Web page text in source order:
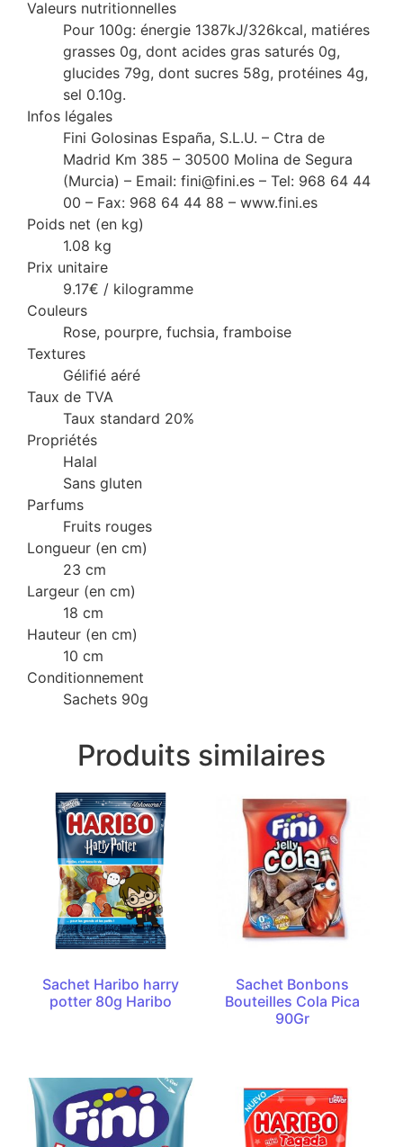
Valeurs nutritionnelles
Pour 100g: énergie 1387kJ/326kcal, matiéres
grasses 0g, dont acides gras saturés 0g,
glucides 79g, dont sucres 58g, protéines 4g,
sel 0.10g.
Infos légales
Fini Golosinas España, S.L.U. – Ctra de
Madrid Km 385 – 30500 Molina de Segura
(Murcia) – Email: fini@fini.es – Tel: 968 64 44
00 – Fax: 968 64 44 88 – www.fini.es
Poids net (en kg)
1.08 kg
Prix unitaire
9.17€ / kilogramme
Couleurs
Rose, pourpre, fuchsia, framboise
Textures
Gélifié aéré
Taux de TVA
Taux standard 20%
Propriétés
Halal
Sans gluten
Parfums
Fruits rouges
Longueur (en cm)
23 cm
Largeur (en cm)
18 cm
Hauteur (en cm)
10 cm
Conditionnement
Sachets 90g
Produits similaires
Sachet Haribo harry
potter 80g Haribo
Sachet Bonbons
Bouteilles Cola Pica
90Gr